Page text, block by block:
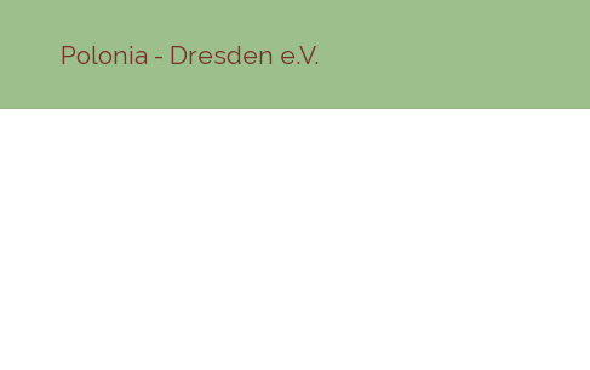
Polonia - Dresden e.V.